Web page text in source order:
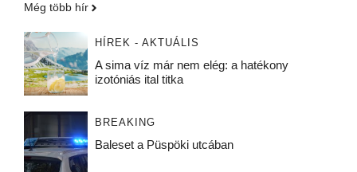
Még több hír
HÍREK - AKTUÁLIS
A sima víz már nem elég: a hatékony
izotóniás ital titka
BREAKING
Baleset a Püspöki utcában